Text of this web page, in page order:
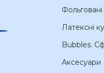
Латексні
Bubbles.
Аксесуари